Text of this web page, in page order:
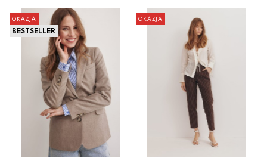
ZOBACZ PRODUKT ZOBACZ PRODUKT
OKAZJA
BESTSELLER
OKAZJA